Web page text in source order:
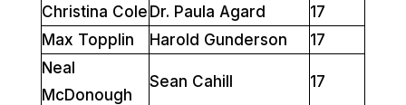
Christina Cole Dr. Paula Agard
17
Max Topplin
Harold Gunderson
17
Neal
McDonough
Sean Cahill 17